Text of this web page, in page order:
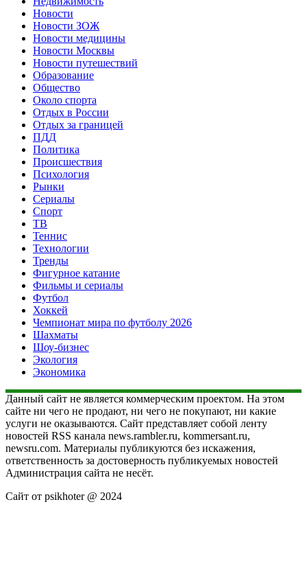
Новости
Новости ЗОЖ
Новости медицины
Новости Москвы
Новости путешествий
Образование
Общество
Около спорта
Отдых в России
Отдых за границей
ПДД
Политика
Происшествия
Психология
Рынки
Сериалы
Спорт
ТВ
Теннис
Технологии
Тренды
Фигурное катание
Фильмы и сериалы
Футбол
Хоккей
Чемпионат мира по футболу 2026
Шахматы
Шоу-бизнес
Экология
Экономика
Данный сайт не является коммерческим проектом. На этом
сайте ни чего не продают, ни чего не покупают, ни какие
услуги не оказываются. Сайт представляет собой ленту
новостей RSS канала news.rambler.ru, kommersant.ru,
newsru.com. Материалы публикуются без искажения,
ответственность за достоверность публикуемых новостей
Администрация сайта не несёт.
Сайт от psikhoter @ 2024